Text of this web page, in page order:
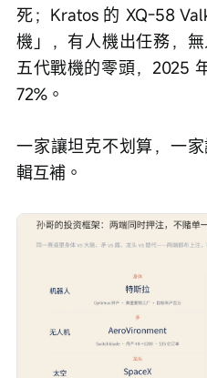
死；Kratos 的 XQ-58
機」，有人機出任務，
五代戰機的零頭，2025
72%。
一家讓坦克不划算，一
輯互補。